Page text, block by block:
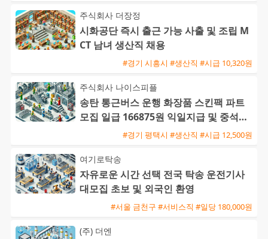
주식회사 더장정
시화공단 즉시 출근 가능 사출 및 조립 M
CT 남녀 생산직 채용
#경기 시흥시 #생산직 #시급 10,320원
주식회사 나이스피플
송탄 통근버스 운행 화장품 스킨팩 파트
모집 일급 166875원 익일지급 및 중석식
#경기 평택시 #생산직 #시급 12,500원
여기로탁송
자유로운 시간 선택 전국 탁송 운전기사
대모집 초보 및 외국인 환영
#서울 금천구 #서비스직 #일당 180,000원
(주) 더엔